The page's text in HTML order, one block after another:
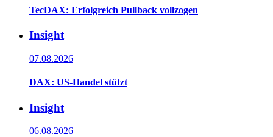
TecDAX: Erfolgreich Pullback vollzogen
Insight
07.08.2026
DAX: US-Handel stützt
Insight
06.08.2026